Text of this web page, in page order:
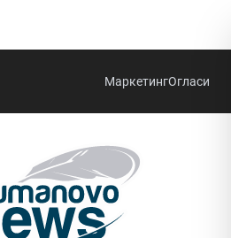
МаркетингОгласи